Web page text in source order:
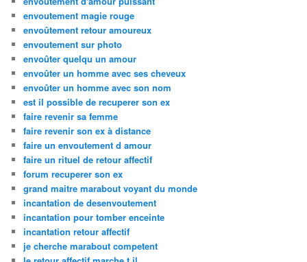
envoutement magie rouge
envoûtement retour amoureux
envoutement sur photo
envoûter quelqu un amour
envoûter un homme avec ses cheveux
envoûter un homme avec son nom
est il possible de recuperer son ex
faire revenir sa femme
faire revenir son ex à distance
faire un envoutement d amour
faire un rituel de retour affectif
forum recuperer son ex
grand maitre marabout voyant du monde
incantation de desenvoutement
incantation pour tomber enceinte
incantation retour affectif
je cherche marabout competent